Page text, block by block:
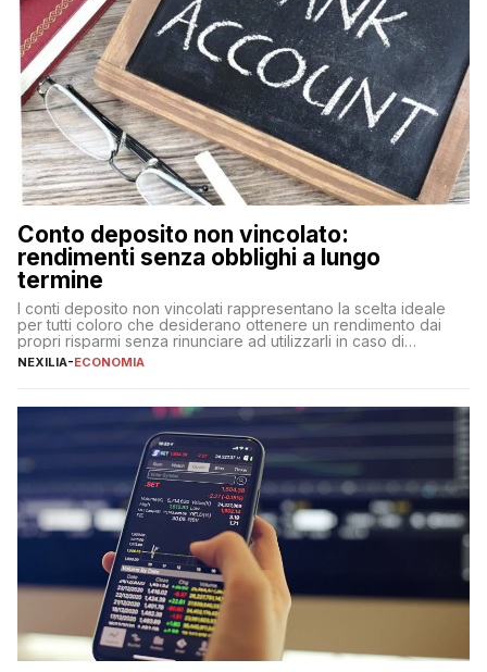
Conto deposito non vincolato:
rendimenti senza obblighi a lungo
termine
I conti deposito non vincolati rappresentano la scelta ideale
per tutti coloro che desiderano ottenere un rendimento dai
propri risparmi senza rinunciare ad utilizzarli in caso di
necessità. A differenza delle forme vincolate tradizionali,
flessibilità e rendimento. Come funzionano […]
NEXILIA-ECONOMIA